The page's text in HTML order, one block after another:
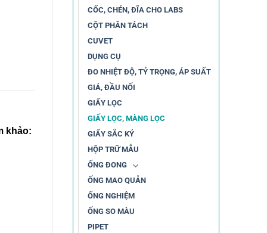
CỐC, CHÉN, ĐĨA CHO LABS
CỘT PHÂN TÁCH
CUVET
DỤNG CỤ
ĐO NHIỆT ĐỘ, TỶ TRỌNG, ÁP SUẤT
GIÁ, ĐẦU NỐI
GIẤY LỌC
GIẤY LỌC, MÀNG LỌC
GIẤY SẮC KÝ
HỘP TRỮ MẪU
ỐNG ĐONG
ỐNG MAO QUẢN
ỐNG NGHIỆM
ỐNG SO MÀU
PIPET
khảo: